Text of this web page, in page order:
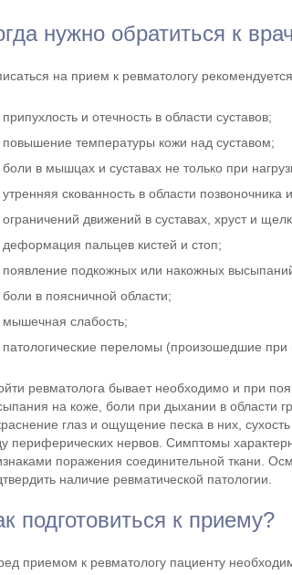
нужно обратиться к
на прием к ревматологу
припухлость и отечность в области суставов;
повышение температуры кожи над суставом;
боли в мышцах и суставах не только при
утренняя скованность в области позвоночника
ограничений движений в суставах, хруст и
деформация пальцев кистей и стоп;
появление подкожных или накожных
боли в поясничной области;
мышечная слабость;
патологические переломы (произошедшие при
ревматолога бывает необходимо и при
на коже, боли при дыхании в области
глаз и ощущение песка в них,
периферических нервов. Симптомы
поражения соединительной ткани.
наличие ревматической патологии.
подготовиться к приему?
приемом к ревматологу пациенту